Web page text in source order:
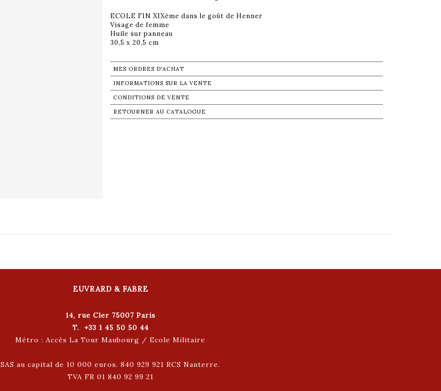
ECOLE FIN XIXème dans le goût de Henner
Visage de femme
Huile sur panneau
30,5 x 20,5 cm
MES ORDRES D'ACHAT
INFORMATIONS SUR LA VENTE
CONDITIONS DE VENTE
RETOURNER AU CATALOGUE
EUVRARD & FABRE
14, rue Cler 75007 Paris
T. +33 1 45 50 50 44
Métro : Accès La Tour Maubourg / Ecole Militaire
SAS au capital de 10 000 euros. 840 929 921 RCS Nanterre.
TVA FR 01 840 92 99 21